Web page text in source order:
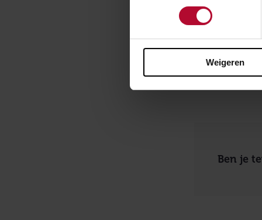
Weigeren
Als de
bestaat uit
onder het
waarop weg-
Ben je